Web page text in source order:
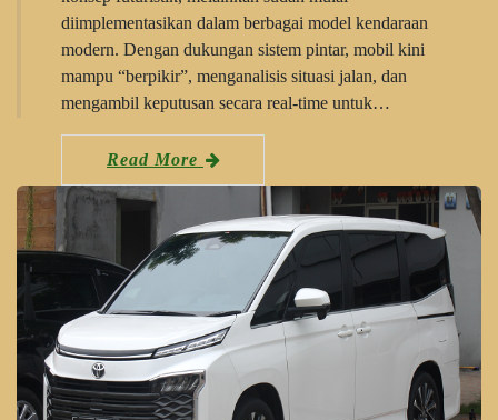
diimplementasikan dalam berbagai model kendaraan
modern. Dengan dukungan sistem pintar, mobil kini
mampu “berpikir”, menganalisis situasi jalan, dan
mengambil keputusan secara real-time untuk…
Read More